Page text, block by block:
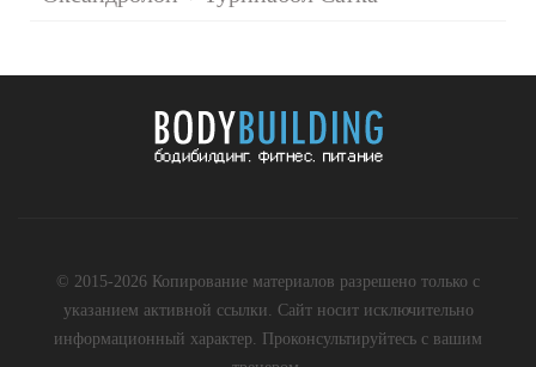
© 2015-2026 Копирование материалов разрешено только с
указанием активной ссылки. Сайт носит исключительно
информационный характер. Проконсультируйтесь с вашим